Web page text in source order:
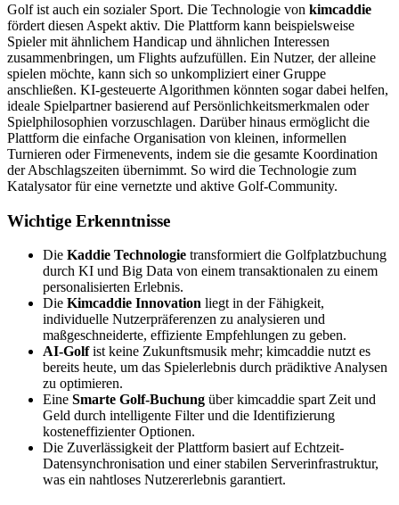
Golf ist auch ein sozialer Sport. Die Technologie von kimcaddie
fördert diesen Aspekt aktiv. Die Plattform kann beispielsweise
Spieler mit ähnlichem Handicap und ähnlichen Interessen
zusammenbringen, um Flights aufzufüllen. Ein Nutzer, der alleine
spielen möchte, kann sich so unkompliziert einer Gruppe
anschließen. KI-gesteuerte Algorithmen könnten sogar dabei helfen,
ideale Spielpartner basierend auf Persönlichkeitsmerkmalen oder
Spielphilosophien vorzuschlagen. Darüber hinaus ermöglicht die
Plattform die einfache Organisation von kleinen, informellen
Turnieren oder Firmenevents, indem sie die gesamte Koordination
der Abschlagszeiten übernimmt. So wird die Technologie zum
Katalysator für eine vernetzte und aktive Golf-Community.
Wichtige Erkenntnisse
Die Kaddie Technologie transformiert die Golfplatzbuchung
durch KI und Big Data von einem transaktionalen zu einem
personalisierten Erlebnis.
Die Kimcaddie Innovation liegt in der Fähigkeit,
individuelle Nutzerpräferenzen zu analysieren und
maßgeschneiderte, effiziente Empfehlungen zu geben.
AI-Golfist keine Zukunftsmusik mehr; kimcaddie nutzt es
bereits heute, um das Spielerlebnis durch prädiktive Analysen
zu optimieren.
Eine Smarte Golf-Buchung über kimcaddie spart Zeit und
Geld durch intelligente Filter und die Identifizierung
kosteneffizienter Optionen.
Die Zuverlässigkeit der Plattform basiert auf Echtzeit-
Datensynchronisation und einer stabilen Serverinfrastruktur,
was ein nahtloses Nutzererlebnis garantiert.